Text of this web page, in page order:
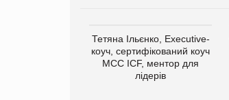
Тетяна Ільєнко, Executive-
коуч, сертифікований коуч
МСС ICF, ментор для
лідерів